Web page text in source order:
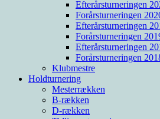
Efterårsturneringen
Forårsturneringen
Efterårsturneringen
Forårsturneringen
Efterårsturneringen
Forårsturneringen
Klubmestre
Holdturnering
Mesterrækken
B-rækken
D-rækken